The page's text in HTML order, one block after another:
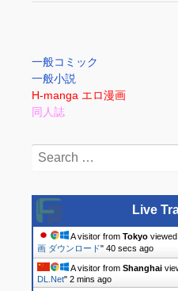
一般コミック
一般小説
H-manga エロ漫画
同人誌
Search
Live
A visitor from Tokyo
画 ダウンロード" 41 secs ago
A visitor from Shanghai
DL.Net" 2 mins ago